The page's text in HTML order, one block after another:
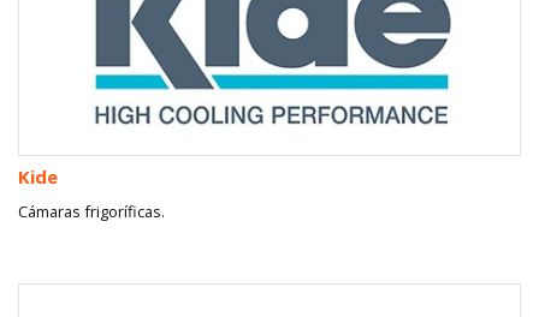
Kide
Cámaras frigoríficas.